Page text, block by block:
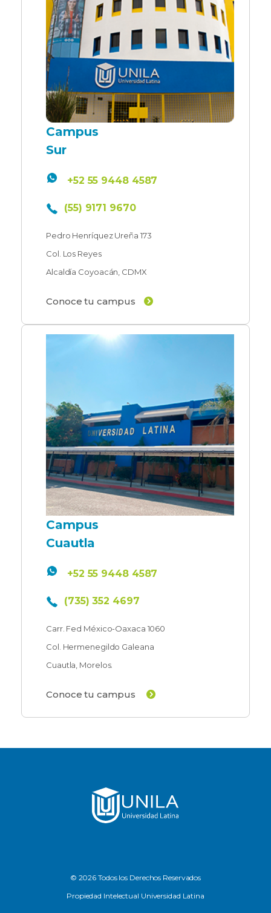
Campus
Sur
+52 55 9448 4587
(55) 9171 9670
Pedro Henríquez Ureña 173
Col. Los Reyes
Alcaldía Coyoacán, CDMX
Conoce tu campus
Campus
Cuautla
+52 55 9448 4587
(735) 352 4697
Carr. Fed México-Oaxaca 1060
Col. Hermenegildo Galeana
Cuautla, Morelos.
Conoce tu campus
© 2026 Todos los Derechos Reservados
Propiedad Intelectual Universidad Latina